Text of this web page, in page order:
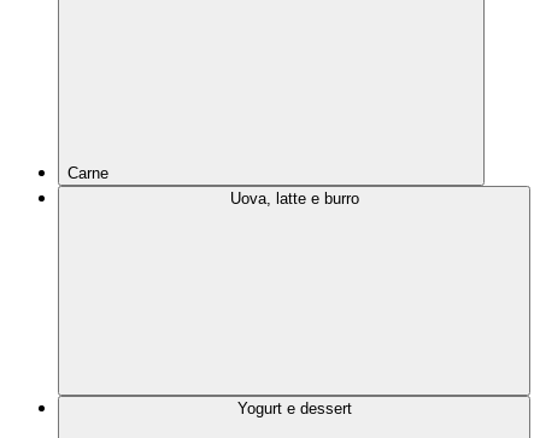
Carne
Uova, latte e burro
Yogurt e dessert